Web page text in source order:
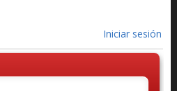
Iniciar sesión